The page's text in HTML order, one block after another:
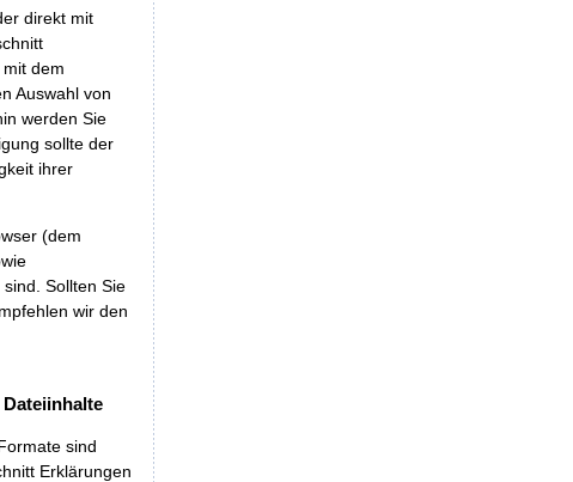
direkt mit
dem
Auswahl von
werden Sie
sollte der
ihrer
(dem
Sollten Sie
wir den
sind
Erklärungen